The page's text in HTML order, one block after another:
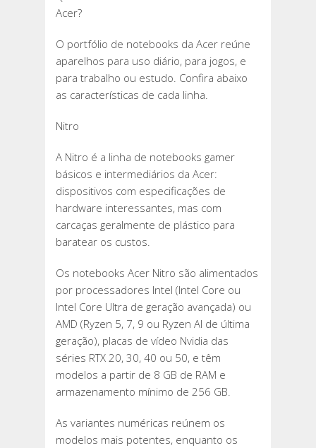
Acer?
O portfólio de notebooks da Acer reúne
aparelhos para uso diário, para jogos, e
para trabalho ou estudo. Confira abaixo
as características de cada linha.
Nitro
A Nitro é a linha de notebooks gamer
básicos e intermediários da Acer:
dispositivos com especificações de
hardware interessantes, mas com
carcaças geralmente de plástico para
baratear os custos.
Os notebooks Acer Nitro são alimentados
por processadores Intel (Intel Core ou
Intel Core Ultra de geração avançada) ou
AMD (Ryzen 5, 7, 9 ou Ryzen AI de última
geração), placas de vídeo Nvidia das
séries RTX 20, 30, 40 ou 50, e têm
modelos a partir de 8 GB de RAM e
armazenamento mínimo de 256 GB.
As variantes numéricas reúnem os
modelos mais potentes, enquanto os